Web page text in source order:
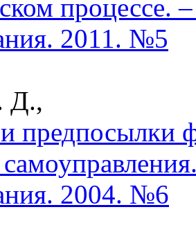
процессе.
2011. №5
Д.,
предпосылки
2004. №6